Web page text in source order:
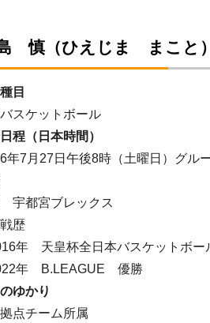
慎（ひえじま まこと
目
スケットボール
程（日本時間）
7月27日午後8時（土曜日）グル
都宮ブレックス
歴
天皇杯全日本バスケットボー
年 B.LEAGUE 優勝
ゆかり
点チーム所属